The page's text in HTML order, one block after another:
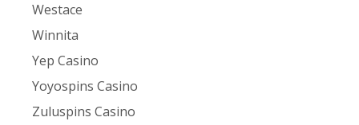
Westace
Winnita
Yep Casino
Yoyospins Casino
Zuluspins Casino